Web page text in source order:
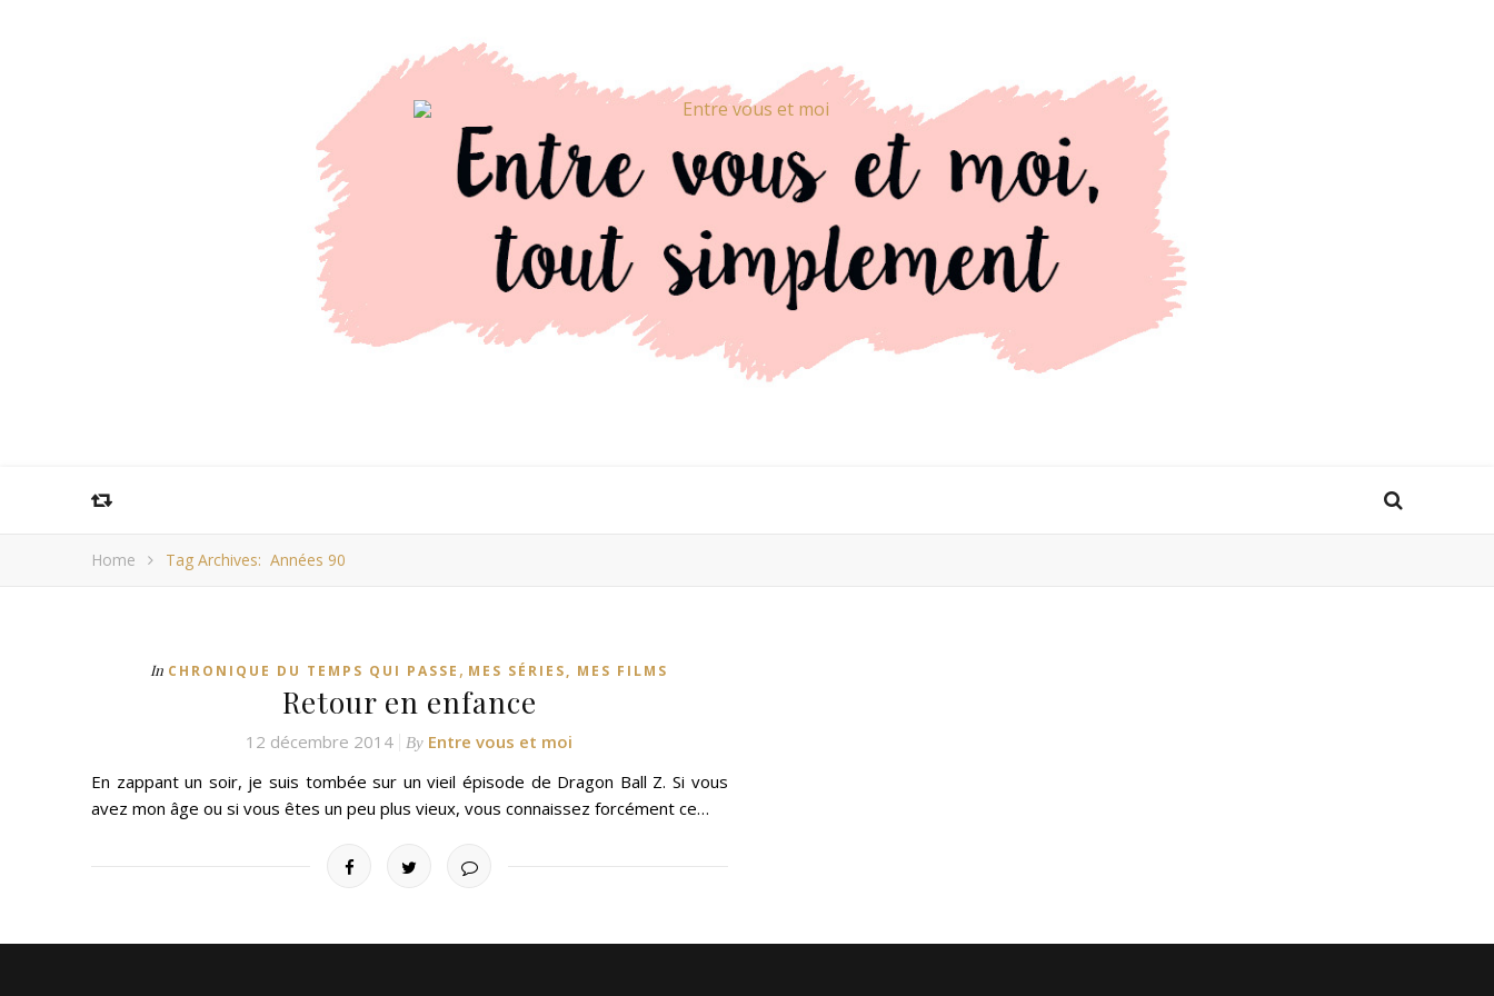
Home Tag Archives: Années 90
In CHRONIQUE DU TEMPS QUI PASSE , MES SÉRIES, MES FILMS
Retour en enfance
12 décembre 2014 By Entre vous et moi
En zappant un soir, je suis tombée sur un vieil épisode de Dragon Ball Z. Si vous
avez mon âge ou si vous êtes un peu plus vieux, vous connaissez forcément ce…